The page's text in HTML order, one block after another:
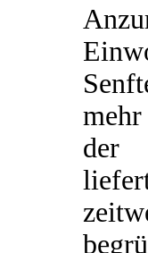
der